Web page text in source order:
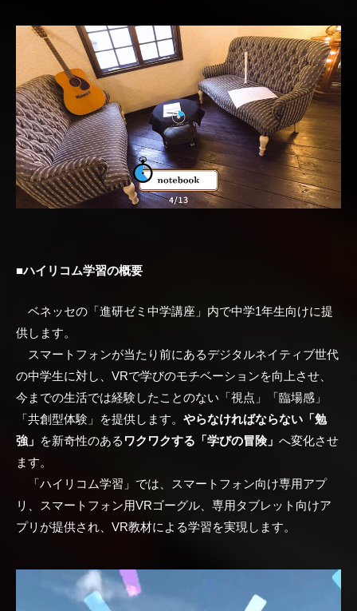
■ハイリコム学習の概要
ベネッセの「進研ゼミ中学講座」内で中学1年生向けに提
供します。
スマートフォンが当たり前にあるデジタルネイティブ世代
の中学生に対し、VRで学びのモチベーションを向上させ、
今までの生活では経験したことのない「視点」「臨場感」
「共創型体験」を提供します。 やらなければならない「勉
強」 を新奇性のある ワクワクする「学びの冒険」 へ変化させ
ます。
「ハイリコム学習」では、スマートフォン向け専用アプ
リ、スマートフォン用VRゴーグル、専用タブレット向けア
プリが提供され、VR教材による学習を実現します。